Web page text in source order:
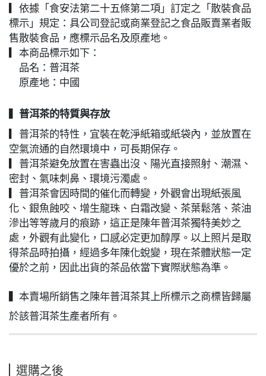
▎依據「食安法第二十五條第二項」訂定之「散裝食品
標示」規定：具公司登記或商業登記之食品販賣業者販
售散裝食品，應標示品名及原產地。
▎本商品標示如下：
品名：普洱茶
原產地：中國
普洱茶的特質與存放
▎普洱茶的特性，宜裝在乾淨紙箱或紙袋內，並放置在
空氣流通的自然環境中，可長期保存。
▎普洱茶避免放置在害蟲出沒、陽光直接照射、潮濕、
密封、氣味刺鼻、環境污濁處。
▎普洱茶會因時間的催化而轉變，外觀會出現紙張風
化、銀魚蝕咬、增生龍珠、白霜改變、茶葉鬆落、茶油
滲出等等歲月的痕跡，這正是陳年普洱茶獨特美妙之
處，外觀有此變化，口感必定更加醇厚。以上照片是取
得茶品時拍攝，經過多年陳化蛻變，現在茶體狀態一定
優於之前，因此出貨的茶品依當下實際狀態為準。
▍本賣場所銷售之陳年普洱茶其上所標示之商標皆歸屬
於該普洱茶生產者所有。
選購之後